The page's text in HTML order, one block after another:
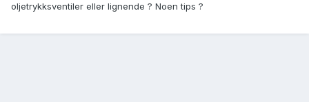
oljetrykksventiler eller lignende ? Noen tips ?